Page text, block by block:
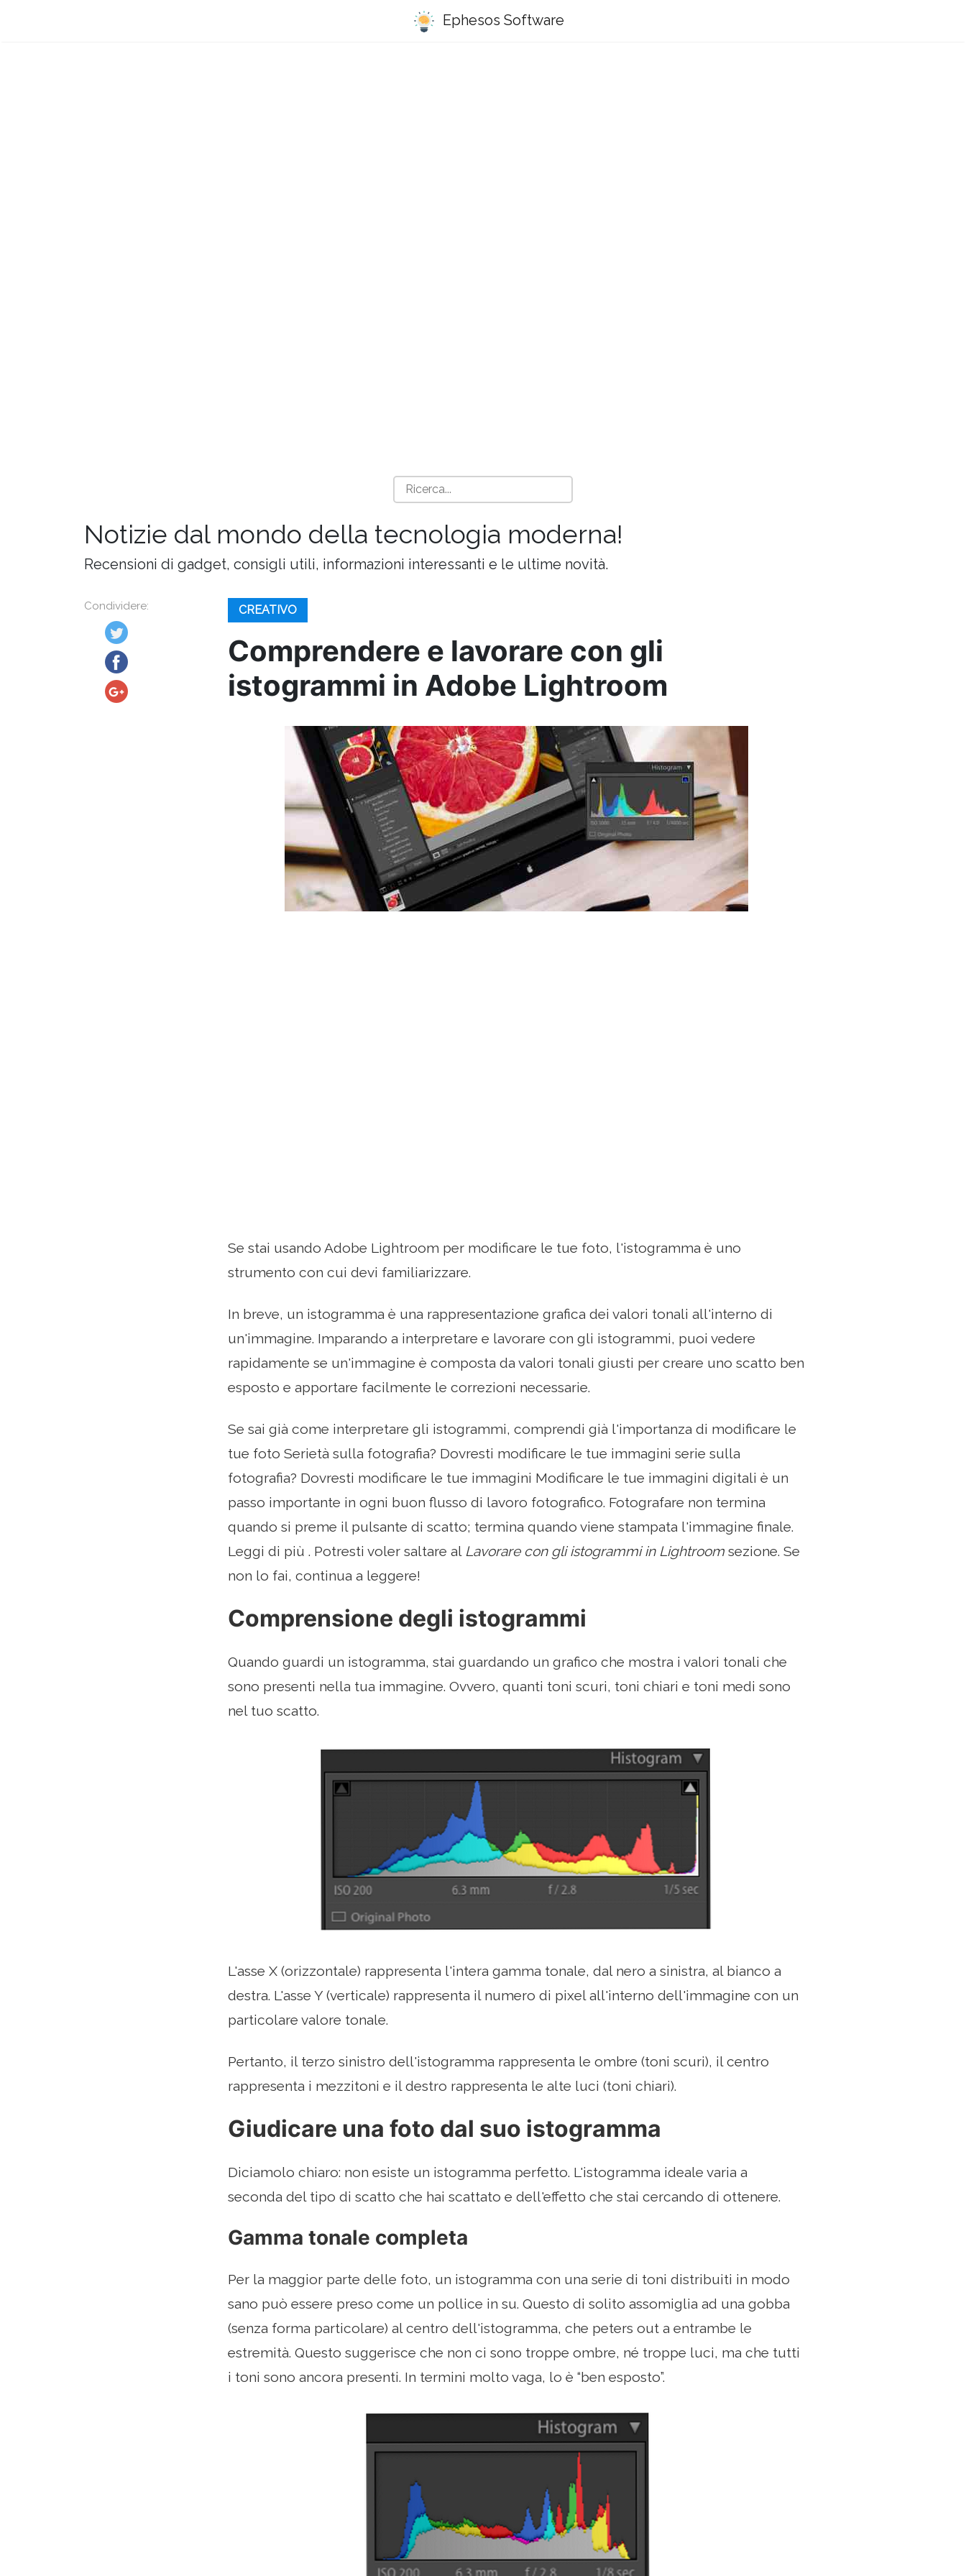
Ephesos Software
Notizie dal mondo della tecnologia moderna!
Recensioni di gadget, consigli utili, informazioni interessanti e le ultime novità.
Condividere: CREATIVO
Comprendere e lavorare con gli
istogrammi in Adobe Lightroom
Se stai usando Adobe Lightroom per modificare le tue foto, l'istogramma è uno
strumento con cui devi familiarizzare.
In breve, un istogramma è una rappresentazione grafica dei valori tonali all'interno di
un'immagine. Imparando a interpretare e lavorare con gli istogrammi, puoi vedere
rapidamente se un'immagine è composta da valori tonali giusti per creare uno scatto ben
esposto e apportare facilmente le correzioni necessarie.
Se sai già come interpretare gli istogrammi, comprendi già l'importanza di modificare le
tue foto Serietà sulla fotografia? Dovresti modificare le tue immagini serie sulla
fotografia? Dovresti modificare le tue immagini Modificare le tue immagini digitali è un
passo importante in ogni buon flusso di lavoro fotografico. Fotografare non termina
quando si preme il pulsante di scatto; termina quando viene stampata l'immagine finale.
Leggi di più . Potresti voler saltare al Lavorare con gli istogrammi in Lightroom sezione. Se
non lo fai, continua a leggere!
Comprensione degli istogrammi
Quando guardi un istogramma, stai guardando un grafico che mostra i valori tonali che
sono presenti nella tua immagine. Ovvero, quanti toni scuri, toni chiari e toni medi sono
nel tuo scatto.
L'asse X (orizzontale) rappresenta l'intera gamma tonale, dal nero a sinistra, al bianco a
destra. L'asse Y (verticale) rappresenta il numero di pixel all'interno dell'immagine con un
particolare valore tonale.
Pertanto, il terzo sinistro dell'istogramma rappresenta le ombre (toni scuri), il centro
rappresenta i mezzitoni e il destro rappresenta le alte luci (toni chiari).
Giudicare una foto dal suo istogramma
Diciamolo chiaro: non esiste un istogramma perfetto. L'istogramma ideale varia a
seconda del tipo di scatto che hai scattato e dell'effetto che stai cercando di ottenere.
Gamma tonale completa
Per la maggior parte delle foto, un istogramma con una serie di toni distribuiti in modo
sano può essere preso come un pollice in su. Questo di solito assomiglia ad una gobba
(senza forma particolare) al centro dell'istogramma, che peters out a entrambe le
estremità. Questo suggerisce che non ci sono troppe ombre, né troppe luci, ma che tutti
i toni sono ancora presenti. In termini molto vaga, lo è “ben esposto”.